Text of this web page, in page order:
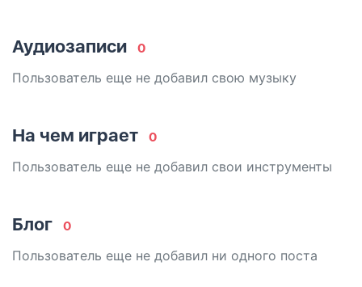
Аудиозаписи 0
Пользователь еще не добавил свою музыку
На чем играет 0
Пользователь еще не добавил свои инструменты
Блог 0
Пользователь еще не добавил ни одного поста